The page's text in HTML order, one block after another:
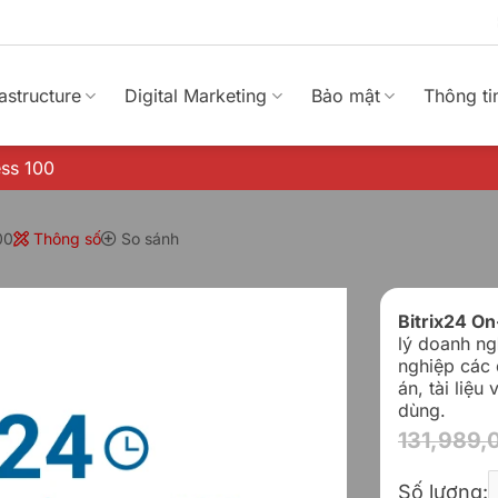
Digital Marketing Bảo mật Thông
100
Thông số So sánh
Bitrix24
lý doanh
nghiệp các
án, tài liệu
dùng.
Số lượng: